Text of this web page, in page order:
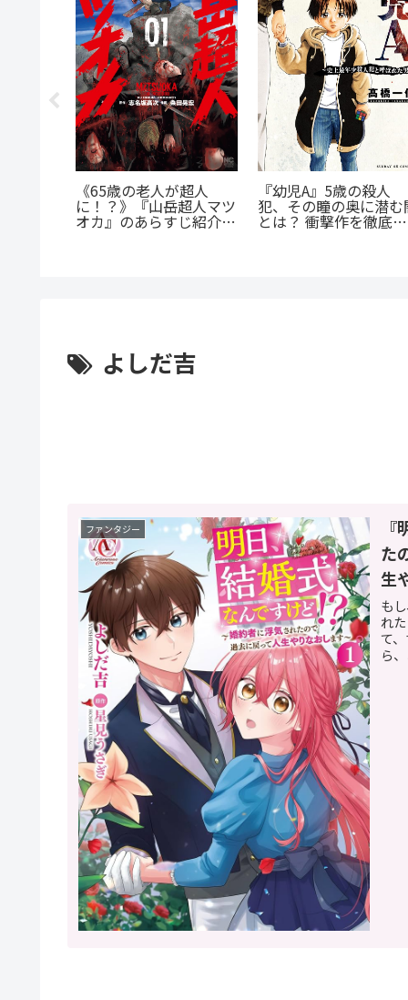
《65歳の老人が超人
に！？》『山岳超人マツ
オカ』のあらすじ紹介：
『幼児A』5歳の殺人
犯、その瞳の奥に潜む
とは？ 衝撃作を徹底解
よしだ吉
ファンタジー
た
生
も
れ
て
ら